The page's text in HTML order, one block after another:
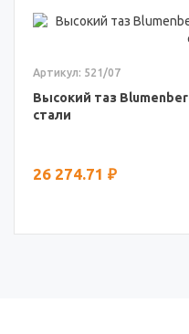
Артикул: 521/07
Высокий таз
стали
26 274.71 ₽